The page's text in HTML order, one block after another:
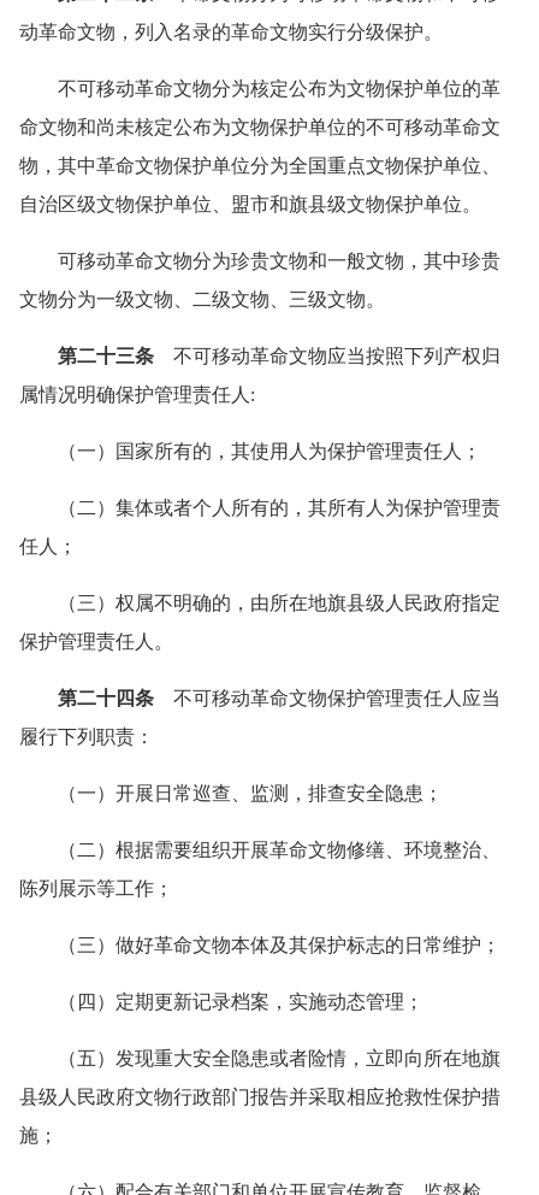
动革命文物，列入名录的革命文物实行分级保护。
不可移动革命文物分为核定公布为文物保护单位的革
命文物和尚未核定公布为文物保护单位的不可移动革命文
物，其中革命文物保护单位分为全国重点文物保护单位、
自治区级文物保护单位、盟市和旗县级文物保护单位。
可移动革命文物分为珍贵文物和一般文物，其中珍贵
文物分为一级文物、二级文物、三级文物。
第二十三条 不可移动革命文物应当按照下列产权归
属情况明确保护管理责任人:
（一）国家所有的，其使用人为保护管理责任人；
（二）集体或者个人所有的，其所有人为保护管理责
任人；
（三）权属不明确的，由所在地旗县级人民政府指定
保护管理责任人。
第二十四条 不可移动革命文物保护管理责任人应当
履行下列职责：
（一）开展日常巡查、监测，排查安全隐患；
（二）根据需要组织开展革命文物修缮、环境整治、
陈列展示等工作；
（三）做好革命文物本体及其保护标志的日常维护；
（四）定期更新记录档案，实施动态管理；
（五）发现重大安全隐患或者险情，立即向所在地旗
县级人民政府文物行政部门报告并采取相应抢救性保护措
施；